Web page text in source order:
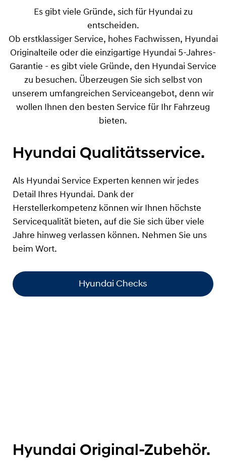
Es gibt viele Gründe, sich für Hyundai zu
entscheiden.
Ob erstklassiger Service, hohes Fachwissen, Hyundai
Originalteile oder die einzigartige Hyundai 5-Jahres-
Garantie - es gibt viele Gründe, den Hyundai Service
zu besuchen. Überzeugen Sie sich selbst von
unserem umfangreichen Serviceangebot, denn wir
wollen Ihnen den besten Service für Ihr Fahrzeug
bieten.
Hyundai Qualitätsservice.
Als Hyundai Service Experten kennen wir jedes
Detail Ihres Hyundai. Dank der
Herstellerkompetenz können wir Ihnen höchste
Servicequalität bieten, auf die Sie sich über viele
Jahre hinweg verlassen können. Nehmen Sie uns
beim Wort.
Hyundai Checks
Hyundai Original-Zubehör.